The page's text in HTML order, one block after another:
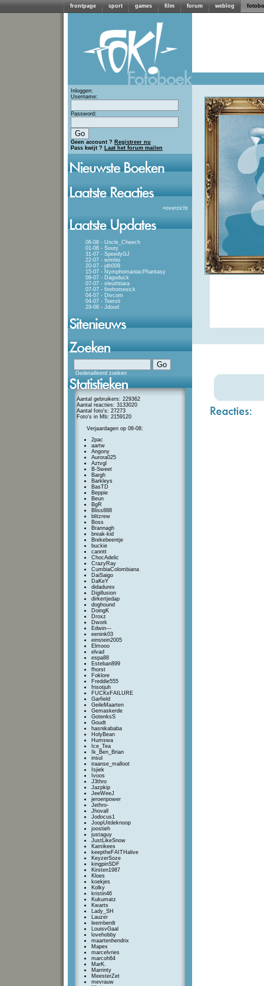
frontpage sport games film forum weblog
Inloggen:
Username:
Password:
Geen account ? Registreer nu
Pass kwijt ? Laat het forum mailen
»overzicht
06-08 - Uncle_Cheech
01-08 - Soury
31-07 - SpeedyGJ
22-07 - wimbo
20-07 - jdh009
15-07 - NymphomaniacPhantasy
09-07 - Dagoduck
07-07 - sleuthtiara
07-07 - firehomesick
04-07 - Divcom
04-07 - Teerzii
29-06 - Jdood
Gedetailleerd zoeken
Aantal gebruikers: 229362
Aantal reacties: 3133020
Aantal foto's: 27273
Foto's in Mb: 2159120
Verjaardagen op 08-08:
2pac
aartw
Angony
Aurora025
Aztvgl
B-Sweet
Bargh
Barkleys
BasTD
Beppie
Beun
BgR
Bliss888
blitzrew
Boss
Brannagh
break-kid
Brekebeentje
buckie
canntt
ChocAdelic
CrazyRay
CumbiaColombiana
DaiSaigo
DaKeY
didadurex
Digillusion
dirkertjedap
doghound
DoingK
Droxz
Dwork
Edwin---
eenink03
einstein2005
Elmooo
elvad
espa88
Esteban899
fhorst
Foklore
Freddie555
frisotjuh
FUCKxFAILURE
Garfield
GeileMaarten
Gemaskerde
GotenksS
Goudt
hasnikababa
HolyBean
Humswa
Ice_Tea
Ik_Ben_Brian
insul
iraanse_malloot
Isjiek
Ivoos
J3thro
Jazpkip
JeeWeeJ
jeroenpower
Jethro-
Jhovall
Jodocus1
JoopUitdeknoop
joostieh
justaguy
JustLikeSnow
Kamikees
keeptheFAITHalive
KeyzerSoze
kingpinSDF
Kirsten1987
Kloes
koekjes
Kolky
kristin46
Kukumatz
Kwarts
Lady_SH
Lauzer
leemberdt
LouisvGaal
lovehobby
maartenhendrix
Mapex
marcelvries
marcoh64
MarK.
Marrinty
MeesterZet
mevrauw